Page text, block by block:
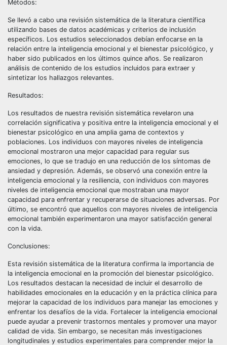
Métodos:
Se llevó a cabo una revisión sistemática de la literatura científica
utilizando bases de datos académicas y criterios de inclusión
específicos. Los estudios seleccionados debían enfocarse en la
relación entre la inteligencia emocional y el bienestar psicológico, y
haber sido publicados en los últimos quince años. Se realizaron
análisis de contenido de los estudios incluidos para extraer y
sintetizar los hallazgos relevantes.
Resultados:
Los resultados de nuestra revisión sistemática revelaron una
correlación significativa y positiva entre la inteligencia emocional y el
bienestar psicológico en una amplia gama de contextos y
poblaciones. Los individuos con mayores niveles de inteligencia
emocional mostraron una mejor capacidad para regular sus
emociones, lo que se tradujo en una reducción de los síntomas de
ansiedad y depresión. Además, se observó una conexión entre la
inteligencia emocional y la resiliencia, con individuos con mayores
niveles de inteligencia emocional que mostraban una mayor
capacidad para enfrentar y recuperarse de situaciones adversas. Por
último, se encontró que aquellos con mayores niveles de inteligencia
emocional también experimentaron una mayor satisfacción general
con la vida.
Conclusiones:
Esta revisión sistemática de la literatura confirma la importancia de
la inteligencia emocional en la promoción del bienestar psicológico.
Los resultados destacan la necesidad de incluir el desarrollo de
habilidades emocionales en la educación y en la práctica clínica para
mejorar la capacidad de los individuos para manejar las emociones y
enfrentar los desafíos de la vida. Fortalecer la inteligencia emocional
puede ayudar a prevenir trastornos mentales y promover una mayor
calidad de vida. Sin embargo, se necesitan más investigaciones
longitudinales y estudios experimentales para comprender mejor la